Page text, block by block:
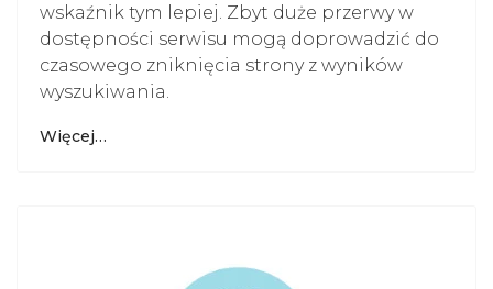
wskaźnik tym lepiej. Zbyt duże przerwy w
dostępności serwisu mogą doprowadzić do
czasowego zniknięcia strony z wyników
wyszukiwania.
Więcej…